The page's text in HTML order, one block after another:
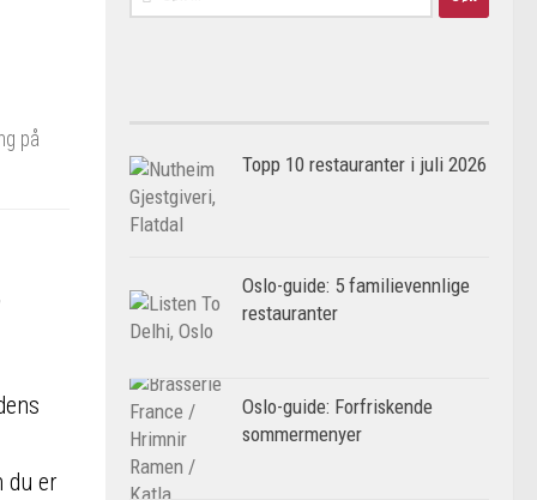
på
du er
etter:
Topp 10 restauranter i juli 2026
Oslo-guide: 5 familievennlige
restauranter
Oslo-guide: Forfriskende
sommermenyer